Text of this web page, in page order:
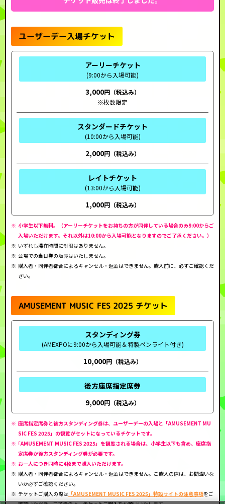
ユーザーデー入場チケット
アーリーチケット
(9:00から入場可能)
3,000
※枚数限定
スタンダードチケット
(10:00から入場可能)
2,000
レイトチケット
(13:00から入場可能)
1,000
小学生以下無料。（アーリーチケットをお持ちの方が同伴している場合のみ9:00からご
入場いただけます。それ以外は10:00から入場可能となりますのでご了承ください。）
いずれも滞在時間に制限はありません。
会場での当日券の販売はいたしません。
購入者・同伴者都合によるキャンセル・返金はできません。購入前に、必ずご確認くだ
さい。
AMUSEMENT MUSIC FES 2025 チケット
スタンディング券
(AMEXPOに9:00から入場可能＆特製ペンライト付き)
10,000
後方座席指定席券
9,000
座席指定席券と後方スタンディング券は、ユーザーデーの入場と「AMUSEMENT MU
SIC FES 2025」の観覧がセットになっているチケットです。
｢AMUSEMENT MUSIC FES 2025」を観覧される場合は、小学生以下も含め、座席指
定席券か後方スタンディング券が必要です。
お一人につき同時に4枚まで購入いただけます。
購入者・同伴者都合によるキャンセル・返金はできません。ご購入の際は、お間違いな
いか必ずご確認ください。
チケットご購入の際は 「AMUSEMENT MUSIC FES 2025」特設サイトの注意事項をご